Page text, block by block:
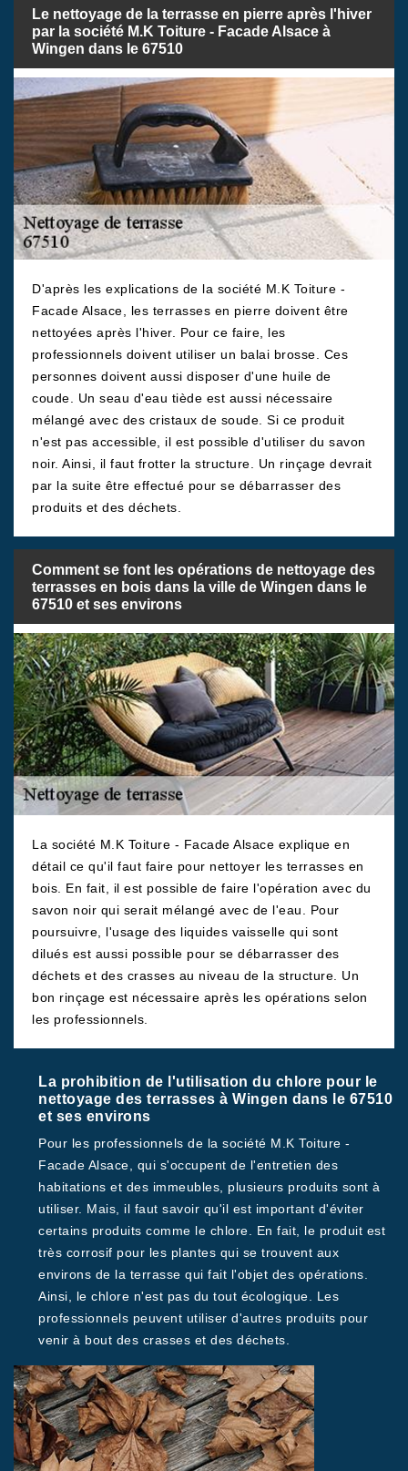
Le nettoyage de la terrasse en pierre après l'hiver
par la société M.K Toiture - Facade Alsace à
Wingen dans le 67510
D'après les explications de la société M.K Toiture -
Facade Alsace, les terrasses en pierre doivent être
nettoyées après l'hiver. Pour ce faire, les
professionnels doivent utiliser un balai brosse. Ces
personnes doivent aussi disposer d'une huile de
coude. Un seau d'eau tiède est aussi nécessaire
mélangé avec des cristaux de soude. Si ce produit
n'est pas accessible, il est possible d'utiliser du savon
noir. Ainsi, il faut frotter la structure. Un rinçage devrait
par la suite être effectué pour se débarrasser des
produits et des déchets.
Comment se font les opérations de nettoyage des
terrasses en bois dans la ville de Wingen dans le
67510 et ses environs
La société M.K Toiture - Facade Alsace explique en
détail ce qu'il faut faire pour nettoyer les terrasses en
bois. En fait, il est possible de faire l'opération avec du
savon noir qui serait mélangé avec de l'eau. Pour
poursuivre, l'usage des liquides vaisselle qui sont
dilués est aussi possible pour se débarrasser des
déchets et des crasses au niveau de la structure. Un
bon rinçage est nécessaire après les opérations selon
les professionnels.
La prohibition de l'utilisation du chlore pour le
nettoyage des terrasses à Wingen dans le 67510
et ses environs
Pour les professionnels de la société M.K Toiture -
Facade Alsace, qui s'occupent de l'entretien des
habitations et des immeubles, plusieurs produits sont à
utiliser. Mais, il faut savoir qu'il est important d'éviter
certains produits comme le chlore. En fait, le produit est
très corrosif pour les plantes qui se trouvent aux
environs de la terrasse qui fait l'objet des opérations.
Ainsi, le chlore n'est pas du tout écologique. Les
professionnels peuvent utiliser d'autres produits pour
venir à bout des crasses et des déchets.